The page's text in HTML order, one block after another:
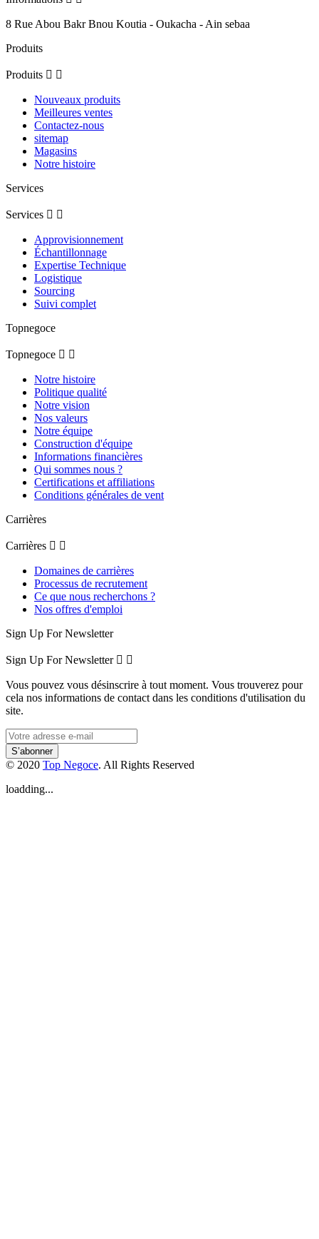
8 Rue Abou Bakr Bnou Koutia - Oukacha - Ain sebaa
Produits
Produits  
Nouveaux produits
Meilleures ventes
Contactez-nous
sitemap
Magasins
Notre histoire
Services
Services  
Approvisionnement
Échantillonnage
Expertise Technique
Logistique
Sourcing
Suivi complet
Topnegoce
Topnegoce  
Notre histoire
Politique qualité
Notre vision
Nos valeurs
Notre équipe
Construction d'équipe
Informations financières
Qui sommes nous ?
Certifications et affiliations
Conditions générales de vent
Carrières
Carrières  
Domaines de carrières
Processus de recrutement
Ce que nous recherchons ?
Nos offres d'emploi
Sign Up For Newsletter
Sign Up For Newsletter  
Vous pouvez vous désinscrire à tout moment. Vous trouverez pour
cela nos informations de contact dans les conditions d'utilisation du
site.
© 2020 Top Negoce. All Rights Reserved
loadding...